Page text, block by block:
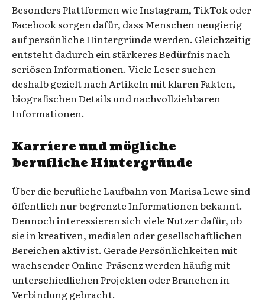
Besonders Plattformen wie Instagram, TikTok oder
Facebook sorgen dafür, dass Menschen neugierig
auf persönliche Hintergründe werden. Gleichzeitig
entsteht dadurch ein stärkeres Bedürfnis nach
seriösen Informationen. Viele Leser suchen
deshalb gezielt nach Artikeln mit klaren Fakten,
biografischen Details und nachvollziehbaren
Informationen.
Karriere und mögliche
berufliche Hintergründe
Über die berufliche Laufbahn von Marisa Lewe sind
öffentlich nur begrenzte Informationen bekannt.
Dennoch interessieren sich viele Nutzer dafür, ob
sie in kreativen, medialen oder gesellschaftlichen
Bereichen aktiv ist. Gerade Persönlichkeiten mit
wachsender Online-Präsenz werden häufig mit
unterschiedlichen Projekten oder Branchen in
Verbindung gebracht.